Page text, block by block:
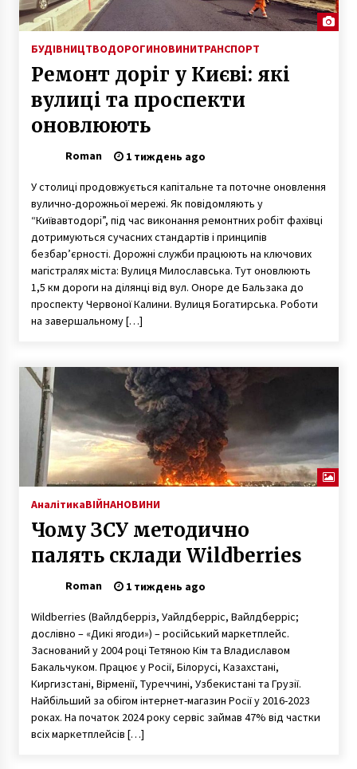
БУДІВНИЦТВОДОРОГИНОВИНИТРАНСПОРТ
Ремонт доріг у Києві: які
вулиці та проспекти
оновлюють
Roman 1 тиждень ago
У столиці продовжується капітальне та поточне оновлення
вулично-дорожньої мережі. Як повідомляють у
“Київавтодорі”, під час виконання ремонтних робіт фахівці
дотримуються сучасних стандартів і принципів
безбар’єрності. Дорожні служби працюють на ключових
магістралях міста: Вулиця Милославська. Тут оновлюють
1,5 км дороги на ділянці від вул. Оноре де Бальзака до
проспекту Червоної Калини. Вулиця Богатирська. Роботи
на завершальному […]
АналітикаВІЙНАНОВИНИ
Чому ЗСУ методично
палять склади Wildberries
Roman 1 тиждень ago
Wildberries (Вайлдберріз, Уайлдберріс, Вайлдберріс;
дослівно – «Дикі ягоди») – російський маркетплейс.
Заснований у 2004 році Тетяною Кім та Владиславом
Бакальчуком. Працює у Росії, Білорусі, Казахстані,
Киргизстані, Вірменії, Туреччині, Узбекистані та Грузії.
Найбільший за обігом інтернет-магазин Росії у 2016-2023
роках. На початок 2024 року сервіс займав 47% від частки
всіх маркетплейсів […]